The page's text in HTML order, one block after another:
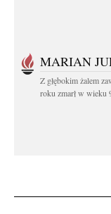
MARIAN
Z głębokim żalem
roku zmarł w wieku